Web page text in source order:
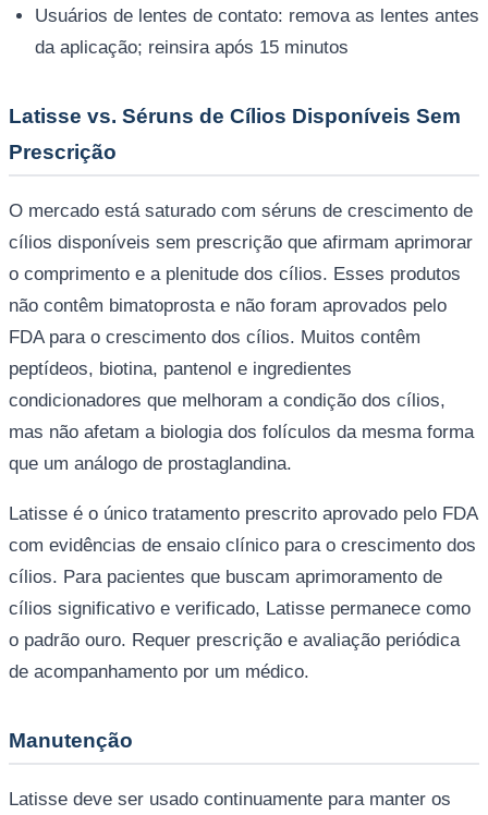
Usuários de lentes de contato: remova as lentes antes
da aplicação; reinsira após 15 minutos
Latisse vs. Séruns de Cílios Disponíveis Sem
Prescrição
O mercado está saturado com séruns de crescimento de
cílios disponíveis sem prescrição que afirmam aprimorar
o comprimento e a plenitude dos cílios. Esses produtos
não contêm bimatoprosta e não foram aprovados pelo
FDA para o crescimento dos cílios. Muitos contêm
peptídeos, biotina, pantenol e ingredientes
condicionadores que melhoram a condição dos cílios,
mas não afetam a biologia dos folículos da mesma forma
que um análogo de prostaglandina.
Latisse é o único tratamento prescrito aprovado pelo FDA
com evidências de ensaio clínico para o crescimento dos
cílios. Para pacientes que buscam aprimoramento de
cílios significativo e verificado, Latisse permanece como
o padrão ouro. Requer prescrição e avaliação periódica
de acompanhamento por um médico.
Manutenção
Latisse deve ser usado continuamente para manter os